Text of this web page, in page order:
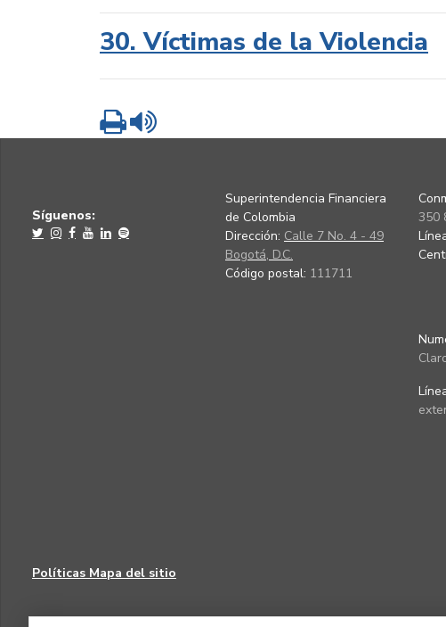
30. Víctimas de la Violencia
Imprimir
Síguenos:
Superintendencia Financiera
de Colombia
Dirección: Calle 7 No. 4 - 49
Bogotá, D.C.
Código postal: 111711
350
Políticas Mapa del sitio